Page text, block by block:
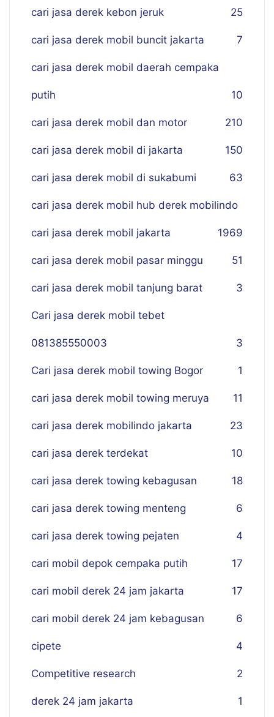
cari jasa derek kebon jeruk 25
cari jasa derek mobil buncit jakarta 7
cari jasa derek mobil daerah cempaka
putih 10
cari jasa derek mobil dan motor 210
cari jasa derek mobil di jakarta 150
cari jasa derek mobil di sukabumi 63
cari jasa derek mobil hub derek mobilindo
69
cari jasa derek mobil jakarta 19
cari jasa derek mobil pasar minggu 51
cari jasa derek mobil tanjung barat 3
Cari jasa derek mobil tebet
081385550003 3
Cari jasa derek mobil towing Bogor 1
cari jasa derek mobil towing meruya 11
cari jasa derek mobilindo jakarta 23
cari jasa derek terdekat 10
cari jasa derek towing kebagusan 18
cari jasa derek towing menteng 6
cari jasa derek towing pejaten 4
cari mobil depok cempaka putih 17
cari mobil derek 24 jam jakarta 17
cari mobil derek 24 jam kebagusan 6
cipete 4
Competitive research 2
derek 24 jam jakarta 1